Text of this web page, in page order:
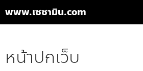
www.เซซามิน.com
เนื้อหา
หน้าปกเว็บ